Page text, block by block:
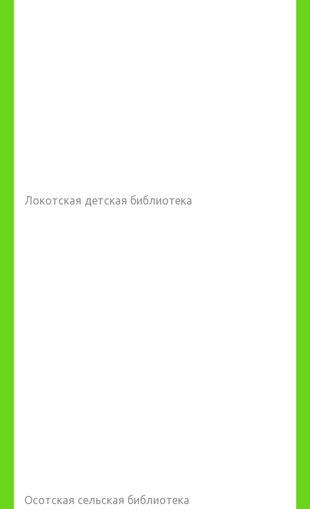
Локотская детская библиотека
Осотская сельская библиотека